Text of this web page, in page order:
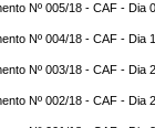
Nº 005/18 - CAF - Dia
Nº 004/18 - CAF - Dia
Nº 003/18 - CAF - Dia
Nº 002/18 - CAF - Dia